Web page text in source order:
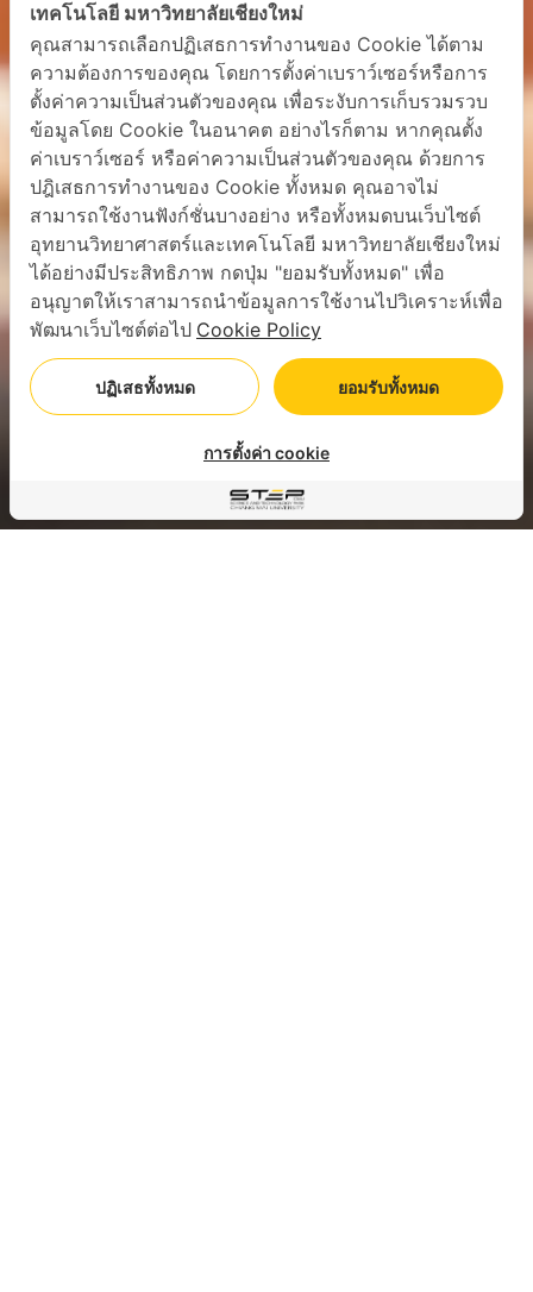
เทคโนโลยี มหาวิทยาลัยเชียงใหม่
คุณสามารถเลือกปฏิเสธการทำงานของ Cookie ได้ตาม
ความต้องการของคุณ โดยการตั้งค่าเบราว์เซอร์หรือการ
ตั้งค่าความเป็นส่วนตัวของคุณ เพื่อระงับการเก็บรวมรวบ
ข้อมูลโดย Cookie ในอนาคต อย่างไรก็ตาม หากคุณตั้ง
ค่าเบราว์เซอร์ หรือค่าความเป็นส่วนตัวของคุณ ด้วยการ
ปฎิเสธการทำงานของ Cookie ทั้งหมด คุณอาจไม่
สามารถใช้งานฟังก์ชั่นบางอย่าง หรือทั้งหมดบนเว็บไซต์
อุทยานวิทยาศาสตร์และเทคโนโลยี มหาวิทยาลัยเชียงใหม่
ได้อย่างมีประสิทธิภาพ กดปุ่ม "ยอมรับทั้งหมด" เพื่อ
อนุญาตให้เราสามารถนำข้อมูลการใช้งานไปวิเคราะห์เพื่อ
พัฒนาเว็บไซต์ต่อไป Cookie Policy
ปฏิเสธทั้งหมด ยอมรับทั้งหมด
การตั้งค่า cookie